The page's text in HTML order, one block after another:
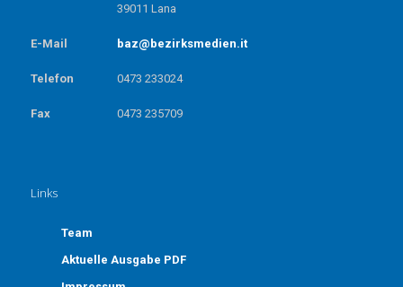
39011 Lana
E-Mail baz@bezirksmedien.it
Telefon 0473 233024
Fax 0473 235709
Links
Team
Aktuelle Ausgabe PDF